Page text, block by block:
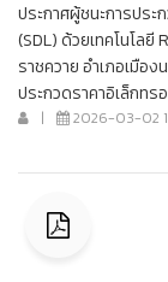
ประกาศผู้ชนะการปร
(SDL) ด้วยเทคโนโล
ราชควาย อำเภอเมือ
ประกวดราคาอิเล็กท
| 2026-03-02